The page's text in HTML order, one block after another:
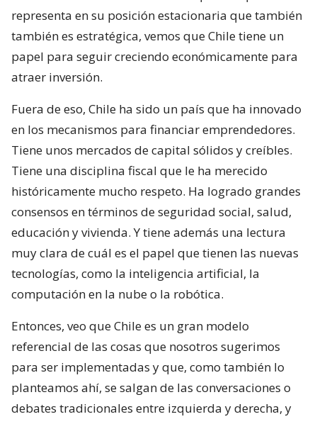
representa en su posición estacionaria que también
también es estratégica, vemos que Chile tiene un
papel para seguir creciendo económicamente para
atraer inversión.
Fuera de eso, Chile ha sido un país que ha innovado
en los mecanismos para financiar emprendedores.
Tiene unos mercados de capital sólidos y creíbles.
Tiene una disciplina fiscal que le ha merecido
históricamente mucho respeto. Ha logrado grandes
consensos en términos de seguridad social, salud,
educación y vivienda. Y tiene además una lectura
muy clara de cuál es el papel que tienen las nuevas
tecnologías, como la inteligencia artificial, la
computación en la nube o la robótica.
Entonces, veo que Chile es un gran modelo
referencial de las cosas que nosotros sugerimos
para ser implementadas y que, como también lo
planteamos ahí, se salgan de las conversaciones o
debates tradicionales entre izquierda y derecha, y